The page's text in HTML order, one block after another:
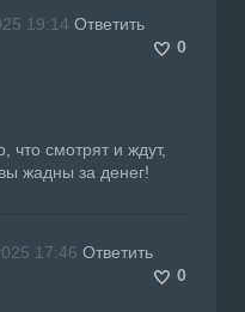
19:14 Ответить
0
что смотрят и ждут,
жадны за денег!
17:46 Ответить
0